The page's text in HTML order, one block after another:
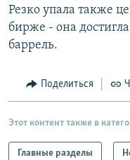
Резко упала также
бирже - она
баррель.
Поделиться
Этот контент также в
Главные разделы